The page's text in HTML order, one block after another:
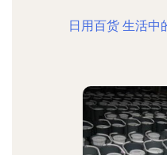
日用百货 生活中